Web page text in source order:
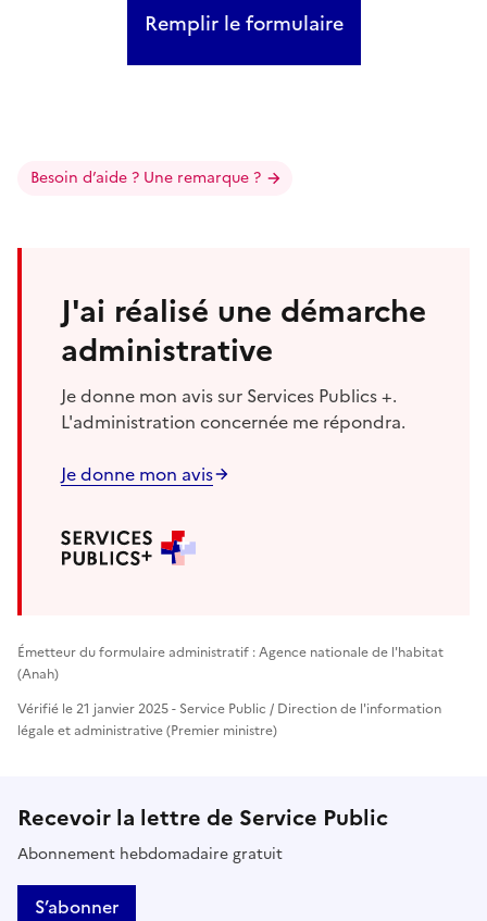
Remplir le formulaire
Besoin d’aide ? Une remarque ?
J'ai réalisé une démarche
administrative
Je donne mon avis sur Services Publics +.
L'administration concernée me répondra.
Je donne mon avis
Émetteur du formulaire administratif : Agence nationale de l'habitat
(Anah)
Vérifié le 21 janvier 2025 - Service Public / Direction de l'information
légale et administrative (Premier ministre)
Recevoir la lettre de Service Public
Abonnement hebdomadaire gratuit
S’abonner